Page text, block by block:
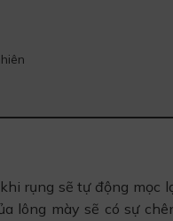
rụng sẽ tự động mọc
lông mày sẽ có sự